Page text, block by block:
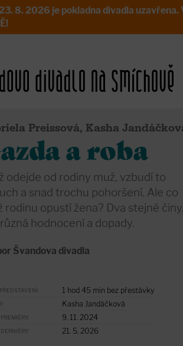
8. 2026 je pokladna divadla uzavřena.
Preissová, Kasha
a roba
odejde od rodiny muž, vzbudí to
a snad trochu pohoršení. Ale co
rodinu opustí žena? Dva stejné činy,
hodnocení a dopady.
Švandova divadla
1 hod 45 min bez přestávky
Kasha Jandáčková
9. 11. 2024
21. 5. 2026